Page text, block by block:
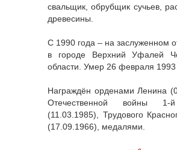
свальщик, обрубщик сучьев,
древесины.
С 1990 года – на заслуженном
в городе Верхний Уфалей
области. Умер 26 февраля 1993
Награждён орденами Ленина
Отечественной войны 1-
(11.03.1985), Трудового
(17.09.1966), медалями.